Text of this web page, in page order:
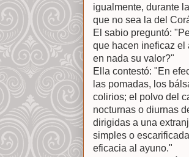
igualmente, durante
que no sea la del
El sabio preguntó:
que hacen ineficaz el
en nada su valor?"
Ella contestó: "En
las pomadas, los
colirios; el polvo del
nocturnas o diurnas
dirigidas a una
simples o
eficacia al ayuno."